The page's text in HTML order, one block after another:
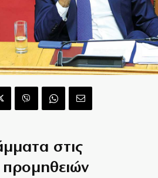
στις
προμηθειών